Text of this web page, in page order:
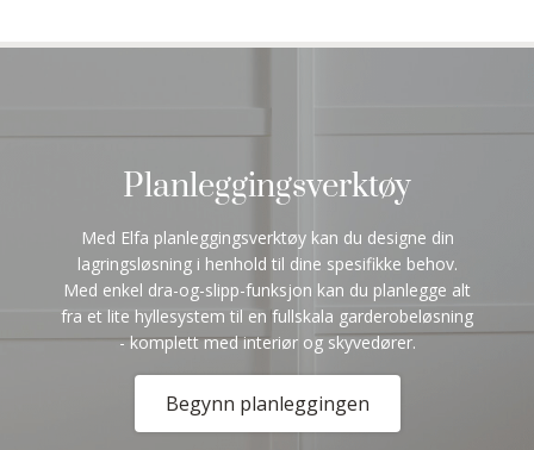
Planleggingsverktøy
Med Elfa planleggingsverktøy kan du designe din
lagringsløsning i henhold til dine spesifikke behov.
Med enkel dra-og-slipp-funksjon kan du planlegge alt
fra et lite hyllesystem til en fullskala garderobeløsning
- komplett med interiør og skyvedører.
Begynn planleggingen